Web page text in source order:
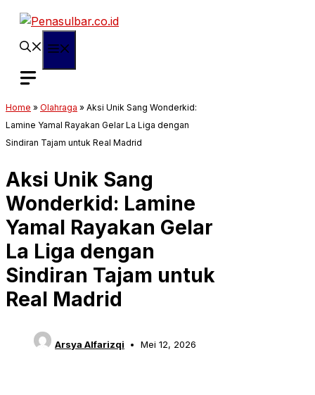
Langsung
Home » Olahraga » Aksi Unik Sang Wonderkid:
Lamine Yamal Rayakan Gelar La Liga dengan
Sindiran Tajam untuk Real Madrid
Aksi Unik Sang
Wonderkid: Lamine
Yamal Rayakan Gelar
La Liga dengan
Sindiran Tajam untuk
Real Madrid
Arsya Alfarizqi Mei 12, 2026